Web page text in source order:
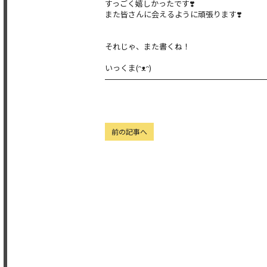
すっごく嬉しかったです❣️
また皆さんに会えるように頑張ります❣️
それじゃ、また書くね！
いっくま(ᵔᴥᵔ)
前の記事へ